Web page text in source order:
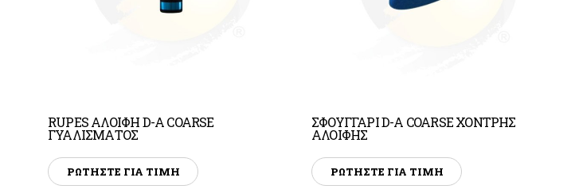
RUPES ΑΛΟΙΦΗ D-A COARSE
ΓΥΑΛΙΣΜΑΤΟΣ
ΡΩΤΗΣΤΕ ΓΙΑ ΤΙΜΗ
ΣΦΟΥΓΓΑΡΙ D-A COARSE ΧΟΝΤΡΗΣ
ΑΛΟΙΦΗΣ
ΡΩΤΗΣΤΕ ΓΙΑ ΤΙΜΗ